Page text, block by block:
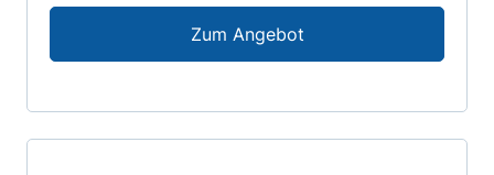
Zum AngebotKoziol Nora Bloom